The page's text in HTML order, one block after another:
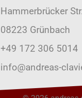
Hammerbrücker
08223 Grünbach
+49 172 306 5014
info@andreas-